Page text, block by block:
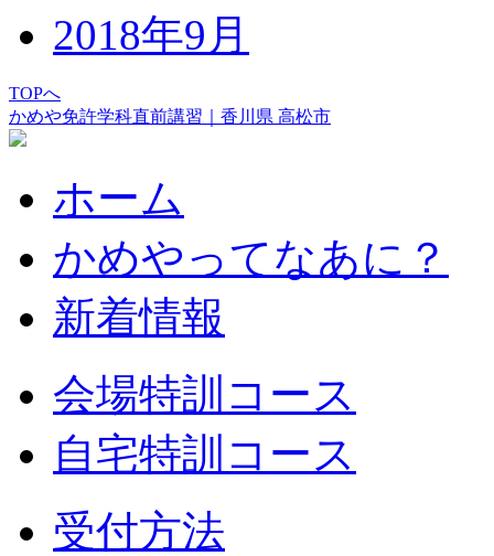
2018年9月
TOPへ
かめや免許学科直前講習｜香川県 高松市
ホーム
かめやってなあに？
新着情報
会場特訓コース
自宅特訓コース
受付方法